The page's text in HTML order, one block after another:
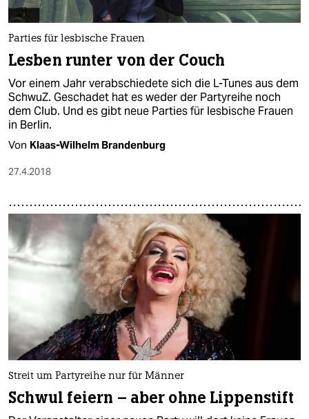
Parties für lesbische Frauen
Lesben runter von der Couch
Vor einem Jahr verabschiedete sich die L-Tunes aus dem
SchwuZ. Geschadet hat es weder der Partyreihe noch
dem Club. Und es gibt neue Parties für lesbische Frauen
in Berlin.
Von Klaas-Wilhelm Brandenburg
27.4.2018
Streit um Partyreihe nur für Männer
Schwul feiern – aber ohne Lippenstift